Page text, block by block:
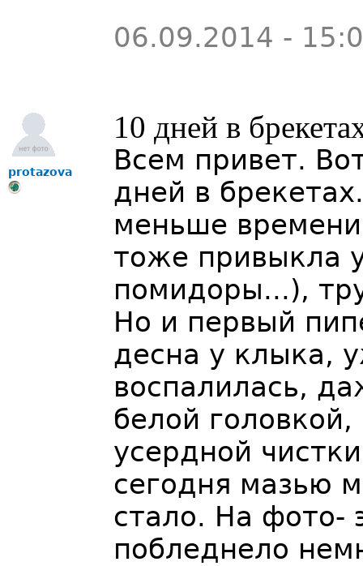
06.09.2014 -
protazova
10 дней в
Всем привет.
дней в
меньше
тоже привыкла
помидоры...),
Но и первый
десна у клыка,
воспалилась,
белой
усердной
сегодня мазью
стало. На фото-
побледнело